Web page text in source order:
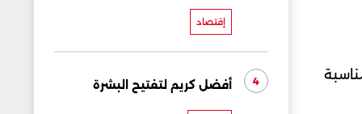
إقتصاد
4 أفضل كريم لتفتيح البشرة